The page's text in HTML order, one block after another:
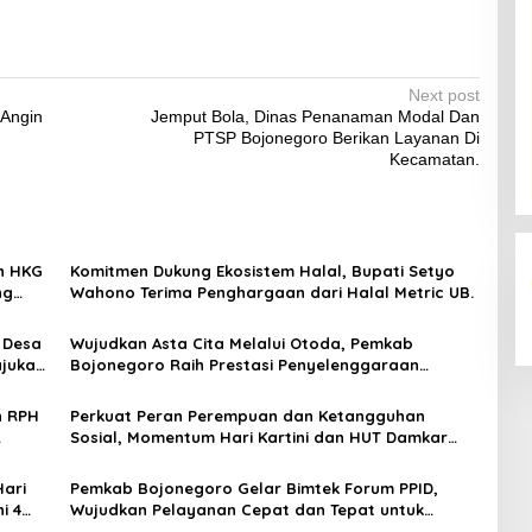
Next post
Jemput Bola, Dinas Penanaman Modal Dan
PTSP Bojonegoro Berikan Layanan Di
Kecamatan.
HKG
Komitmen Dukung Ekosistem Halal, Bupati Setyo
Wahono Terima Penghargaan dari Halal Metric UB.
Wujudkan Asta Cita Melalui Otoda, Pemkab
Bojonegoro Raih Prestasi Penyelenggaraan
Perkuat Peran Perempuan dan Ketangguhan
Sosial, Momentum Hari Kartini dan HUT Damkar
4
Pemkab Bojonegoro Gelar Bimtek Forum PPID,
Wujudkan Pelayanan Cepat dan Tepat untuk